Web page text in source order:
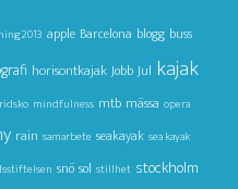
apple Barcelona blogg buss
horisontkajak Jobb Jul kajak
mindfulness mtb mässa opera
rain samarbete seakayak sea kayak
snö sol stillhet stockholm